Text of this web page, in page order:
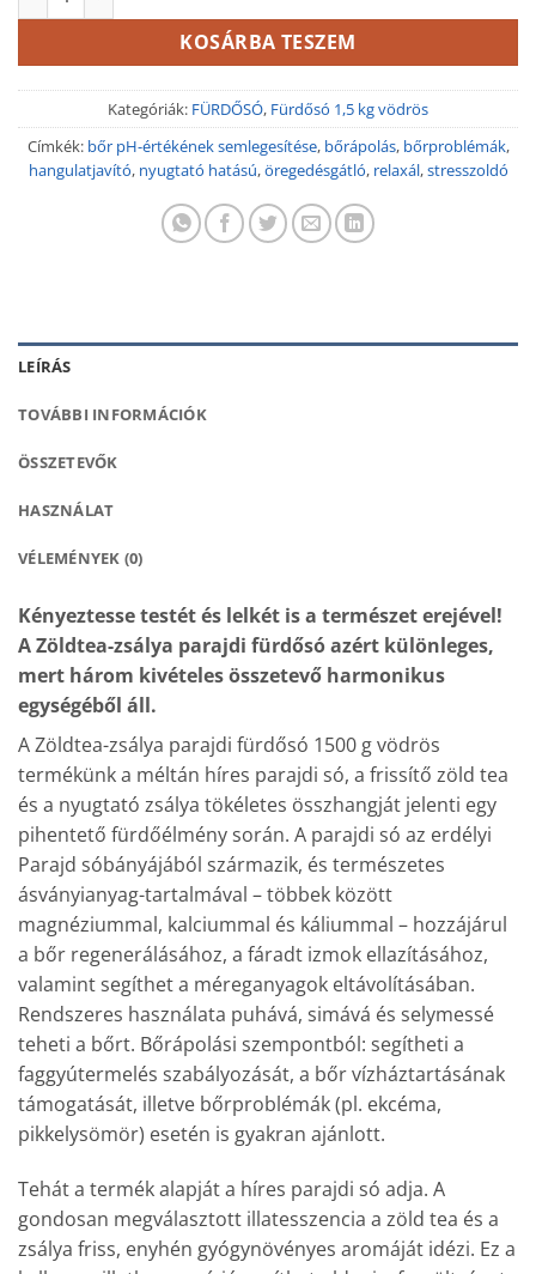
KOSÁRBA TESZEM
Kategóriák: FÜRDŐSÓ, Fürdősó 1,5 kg vödrös
Címkék: bőr pH-értékének semlegesítése, bőrápolás, bőrproblémák,
hangulatjavító, nyugtató hatású,öregedésgátló, relaxál,stresszoldó
LEÍRÁS
TOVÁBBI INFORMÁCIÓK
ÖSSZETEVŐK
HASZNÁLAT
VÉLEMÉNYEK (0)
Kényeztesse testét és lelkét is a természet erejével!
A Zöldtea-zsálya parajdi fürdősó azért különleges,
mert három kivételes összetevő harmonikus
egységéből áll.
A Zöldtea-zsálya parajdi fürdősó 1500 g vödrös
termékünk a méltán híres parajdi só, a frissítő zöld tea
és a nyugtató zsálya tökéletes összhangját jelenti egy
pihentető fürdőélmény során. A parajdi só az erdélyi
Parajd sóbányájából származik, és természetes
ásványianyag-tartalmával – többek között
magnéziummal, kalciummal és káliummal – hozzájárul
a bőr regenerálásához, a fáradt izmok ellazításához,
valamint segíthet a méreganyagok eltávolításában.
Rendszeres használata puhává, simává és selymessé
teheti a bőrt. Bőrápolási szempontból: segítheti a
faggyútermelés szabályozását, a bőr vízháztartásának
támogatását, illetve bőrproblémák (pl. ekcéma,
pikkelysömör) esetén is gyakran ajánlott.
Tehát a termék alapját a híres parajdi só adja. A
gondosan megválasztott illatesszencia a zöld tea és a
zsálya friss, enyhén gyógynövényes aromáját idézi. Ez a